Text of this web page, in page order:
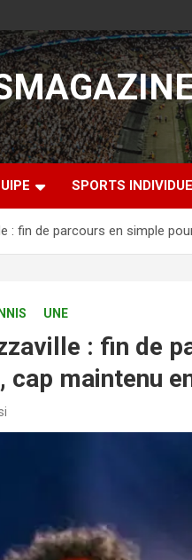
SPORTS
: fin de parcours en simple
UNE
: fin de
cap maintenu